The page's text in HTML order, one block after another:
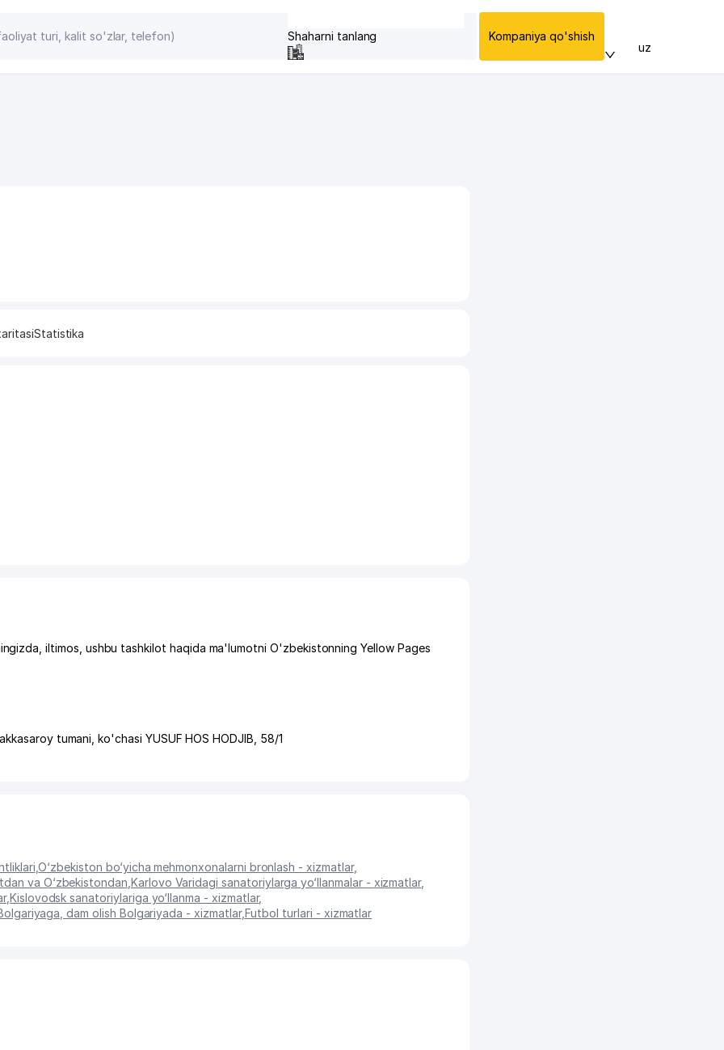
Shaharni tanlang Kompaniya qo'shish
uz
Statistika
iltimos, ushbu tashkilot haqida ma'lumotni O'zbekistonning Yellow Pages
tumani ,ko'chasi YUSUF HOS HODJIB , 58/1
,O‘zbekiston bo‘yicha mehmonxonalarni bronlash - xizmatlar,
va O‘zbekistondan Karlovo Varidagi sanatoriylarga yo‘llanmalar - xizmatlar,
,Kislovodsk sanatoriylariga yo‘llanma - xizmatlar,
dam olish Bolgariyada - xizmatlar,Futbol turlari - xizmatlar